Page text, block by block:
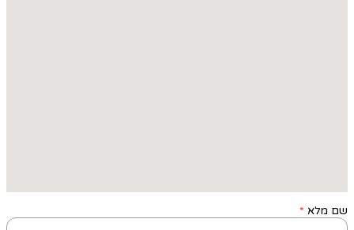
שם מלא *